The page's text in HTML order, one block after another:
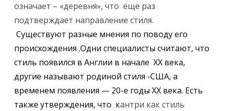
т
и
л
означает – «деревня», что еще раз
подтверждает направление стиля.
Cуществуют разные мнения по поводу его
происхождения .Одни специалисты считают, что
стиль появился в Англии в начале ХХ века,
другие называют родиной стиля -США, а
временем появления — 20-е годы ХХ века. Есть
также утверждения, что кантри как стиль